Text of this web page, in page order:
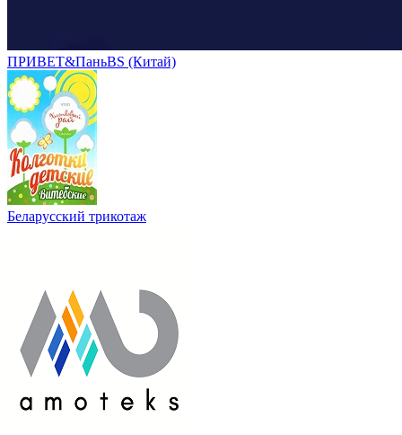
ПРИВЕТ&ПаньBS (Китай)
Беларусский трикотаж